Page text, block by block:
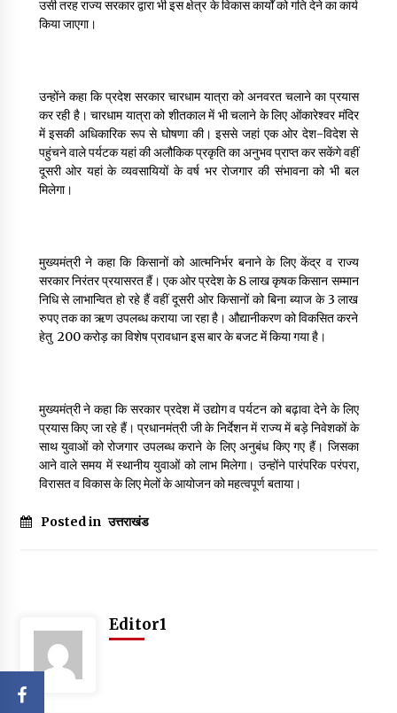
May 9, 2022
उसी तरह राज्य सरकार द्वारा भी इस क्षेत्र के विकास कार्यों को गति देने का कार्य
किया जाएगा।
उन्होंने कहा कि प्रदेश सरकार चारधाम यात्रा को अनवरत चलाने का प्रयास
कर रही है। चारधाम यात्रा को शीतकाल में भी चलाने के लिए ओंकारेश्वर मंदिर
में इसकी अधिकारिक रूप से घोषणा की। इससे जहां एक ओर देश-विदेश से
पहुंचने वाले पर्यटक यहां की अलौकिक प्रकृति का अनुभव प्राप्त कर सकेंगे वहीं
दूसरी ओर यहां के व्यवसायियों के वर्ष भर रोजगार की संभावना को भी बल
मिलेगा।
मुख्यमंत्री ने कहा कि किसानों को आत्मनिर्भर बनाने के लिए केंद्र व राज्य
सरकार निरंतर प्रयासरत हैं। एक ओर प्रदेश के 8 लाख कृषक किसान सम्मान
निधि से लाभान्वित हो रहे हैं वहीं दूसरी ओर किसानों को बिना ब्याज के 3 लाख
रुपए तक का ऋण उपलब्ध कराया जा रहा है। औद्यानीकरण को विकसित करने
हेतु ₹ 200 करोड़ का विशेष प्रावधान इस बार के बजट में किया गया है।
मुख्यमंत्री ने कहा कि सरकार प्रदेश में उद्योग व पर्यटन को बढ़ावा देने के लिए
प्रयास किए जा रहे हैं। प्रधानमंत्री जी के निर्देशन में राज्य में बड़े निवेशकों के
साथ युवाओं को रोजगार उपलब्ध कराने के लिए अनुबंध किए गए हैं। जिसका
आने वाले समय में स्थानीय युवाओं को लाभ मिलेगा। उन्होंने पारंपरिक परंपरा,
विरासत व विकास के लिए मेलों के आयोजन को महत्वपूर्ण बताया।
Posted in उत्तराखंड
Editor1